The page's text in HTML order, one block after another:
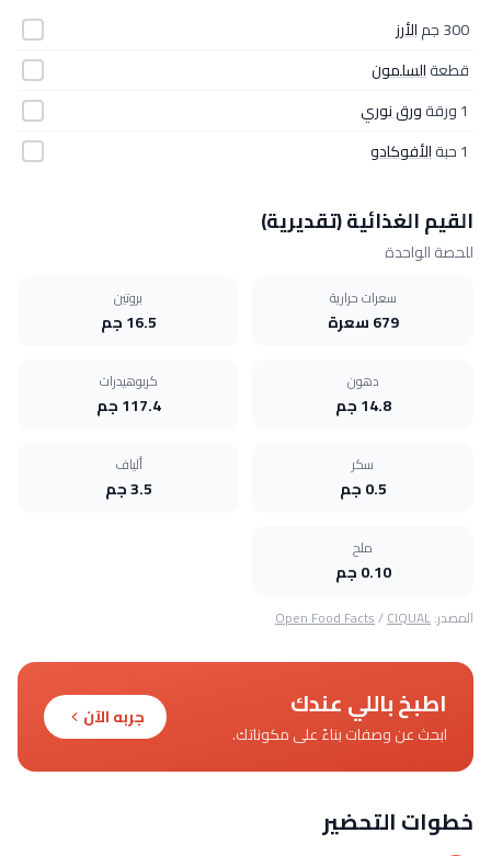
300 جم
الأرز
قطعةالسلمون
1 ورقة
ورق نوري
1 حبة
الأفوكادو
القيم الغذائية (تقديرية)
للحصة الواحدة
سعرات حرارية
679 سعرة
بروتين
16.5 جم
دهون
14.8 جم
كربوهيدرات
117.4 جم
سكر
0.5 جم
ألياف
3.5 جم
ملح
0.10 جم
المصدر: Open Food Facts/CIQUAL
اطبخ باللي عندك
ابحث عن وصفات بناءً على مكوناتك.
جربه الآن
خطوات التحضير